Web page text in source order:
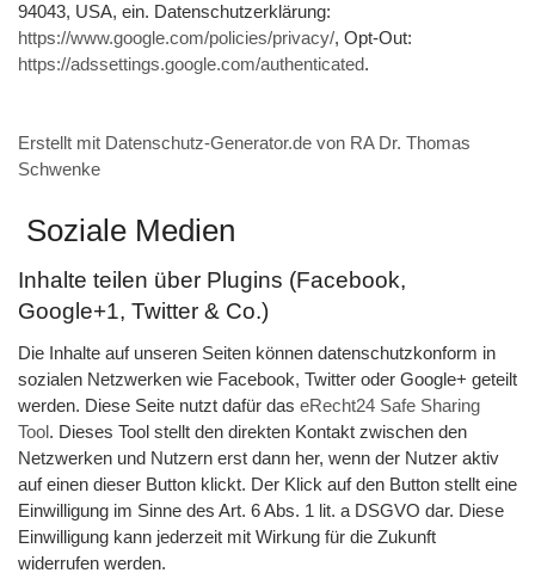
94043, USA, ein. Datenschutzerklärung:
https://www.google.com/policies/privacy/, Opt-Out:
https://adssettings.google.com/authenticated.
Erstellt mit Datenschutz-Generator.de von RA Dr. Thomas
Schwenke
Soziale Medien
Inhalte teilen über Plugins (Facebook,
Google+1, Twitter & Co.)
Die Inhalte auf unseren Seiten können datenschutzkonform in
sozialen Netzwerken wie Facebook, Twitter oder Google+ geteilt
werden. Diese Seite nutzt dafür das eRecht24 Safe Sharing
Tool. Dieses Tool stellt den direkten Kontakt zwischen den
Netzwerken und Nutzern erst dann her, wenn der Nutzer aktiv
auf einen dieser Button klickt. Der Klick auf den Button stellt eine
Einwilligung im Sinne des Art. 6 Abs. 1 lit. a DSGVO dar. Diese
Einwilligung kann jederzeit mit Wirkung für die Zukunft
widerrufen werden.